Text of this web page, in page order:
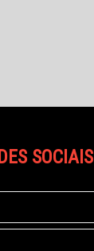
SOCIAIS